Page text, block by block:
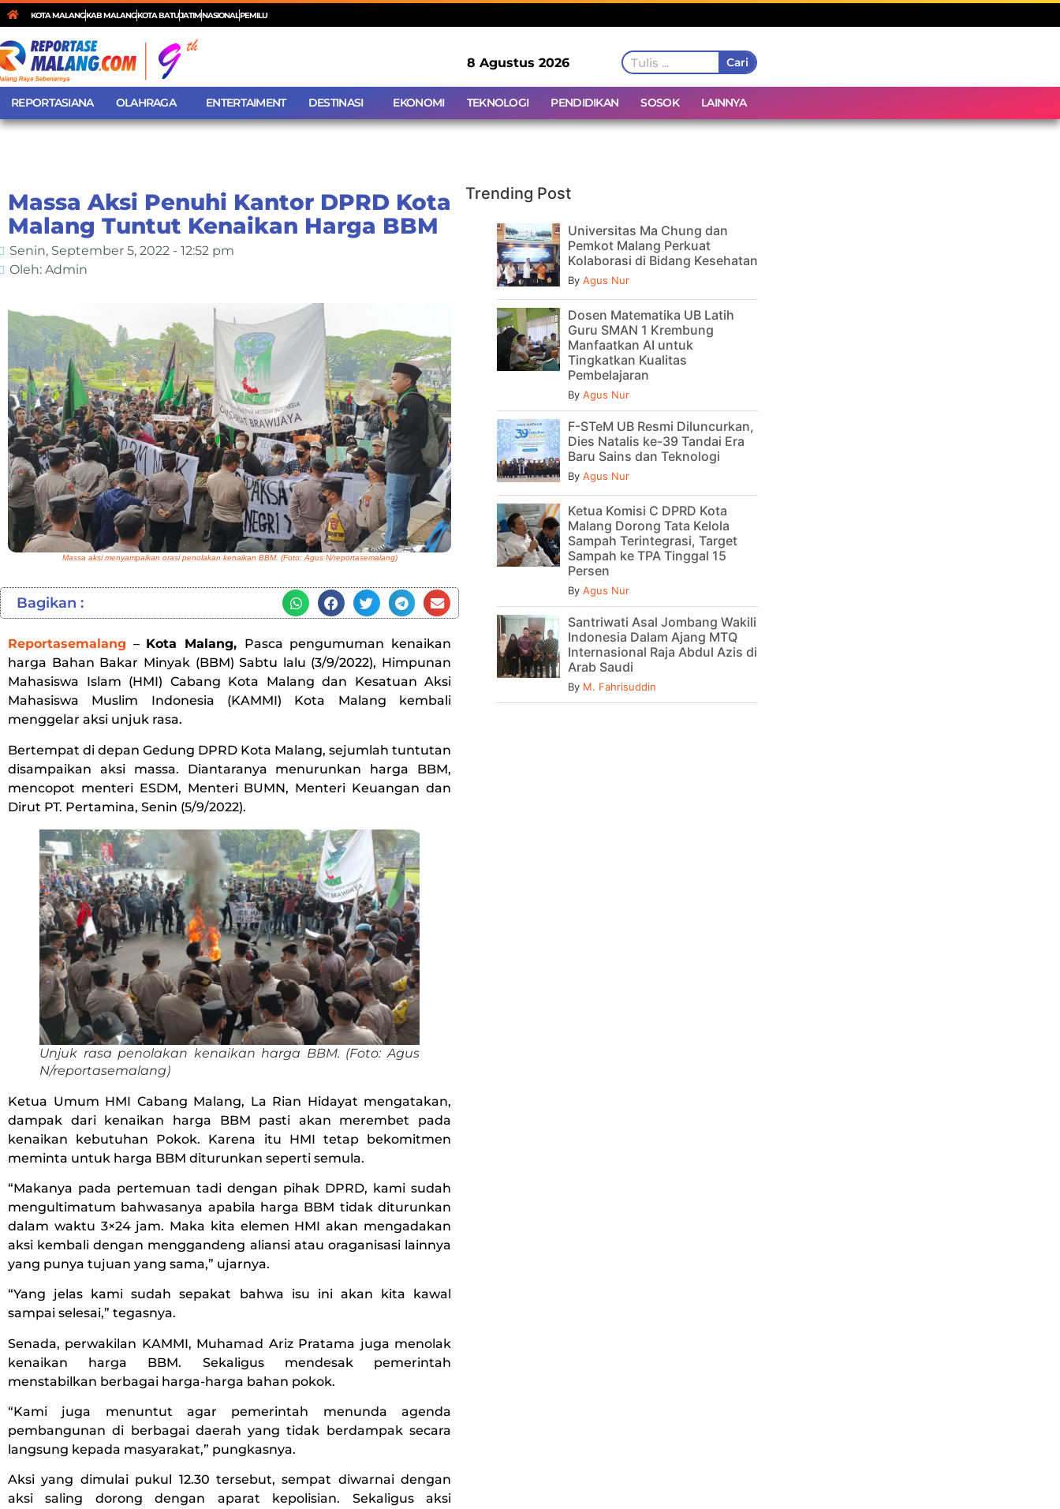
KOTA MALANGKAB MALANGKOTA BATUJATIMNASIONALPEMILU
8 Agustus 2026 Cari
REPORTASIANA OLAHRAGA ENTERTAIMENT DESTINASI EKONOMI TEKNOLOGI PENDIDIKAN SOSOK LAINNYA
Massa Aksi Penuhi Kantor DPRD Kota
Malang Tuntut Kenaikan Harga BBM
Senin, September 5, 2022 - 12:52 pm
Oleh: Admin
Massa aksi menyampaikan orasi penolakan kenaikan BBM. (Foto: Agus N/reportasemalang)
Bagikan :
Reportasemalang – Kota Malang, Pasca pengumuman kenaikan
harga Bahan Bakar Minyak (BBM) Sabtu lalu (3/9/2022), Himpunan
Mahasiswa Islam (HMI) Cabang Kota Malang dan Kesatuan Aksi
Mahasiswa Muslim Indonesia (KAMMI) Kota Malang kembali
menggelar aksi unjuk rasa.
Bertempat di depan Gedung DPRD Kota Malang, sejumlah tuntutan
disampaikan aksi massa. Diantaranya menurunkan harga BBM,
mencopot menteri ESDM, Menteri BUMN, Menteri Keuangan dan
Dirut PT. Pertamina, Senin (5/9/2022).
Unjuk rasa penolakan kenaikan harga BBM. (Foto: Agus
N/reportasemalang)
Ketua Umum HMI Cabang Malang, La Rian Hidayat mengatakan,
dampak dari kenaikan harga BBM pasti akan merembet pada
kenaikan kebutuhan Pokok. Karena itu HMI tetap bekomitmen
meminta untuk harga BBM diturunkan seperti semula.
“Makanya pada pertemuan tadi dengan pihak DPRD, kami sudah
mengultimatum bahwasanya apabila harga BBM tidak diturunkan
dalam waktu 3×24 jam. Maka kita elemen HMI akan mengadakan
aksi kembali dengan menggandeng aliansi atau oraganisasi lainnya
yang punya tujuan yang sama,” ujarnya.
“Yang jelas kami sudah sepakat bahwa isu ini akan kita kawal
sampai selesai,” tegasnya.
Senada, perwakilan KAMMI, Muhamad Ariz Pratama juga menolak
kenaikan harga BBM. Sekaligus mendesak pemerintah
menstabilkan berbagai harga-harga bahan pokok.
“Kami juga menuntut agar pemerintah menunda agenda
pembangunan di berbagai daerah yang tidak berdampak secara
langsung kepada masyarakat,” pungkasnya.
Aksi yang dimulai pukul 12.30 tersebut, sempat diwarnai dengan
aksi saling dorong dengan aparat kepolisian. Sekaligus aksi
Trending Post
Universitas Ma Chung dan
Pemkot Malang Perkuat
Kolaborasi di Bidang Kesehatan
By Agus Nur
Dosen Matematika UB Latih
Guru SMAN 1 Krembung
Manfaatkan AI untuk
Tingkatkan Kualitas
Pembelajaran
By Agus Nur
F-STeM UB Resmi Diluncurkan,
Dies Natalis ke-39 Tandai Era
Baru Sains dan Teknologi
By Agus Nur
Ketua Komisi C DPRD Kota
Malang Dorong Tata Kelola
Sampah Terintegrasi, Target
Sampah ke TPA Tinggal 15
Persen
By Agus Nur
Santriwati Asal Jombang Wakili
Indonesia Dalam Ajang MTQ
Internasional Raja Abdul Azis di
Arab Saudi
By M. Fahrisuddin